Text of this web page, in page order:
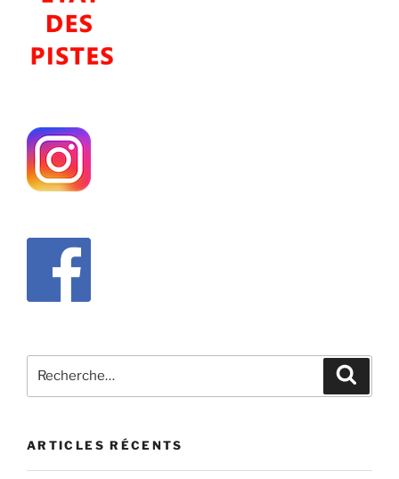
pour
ARTICLES RÉCENTS